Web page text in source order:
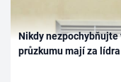
Nikdy nezpochybňujte
průzkumu mají za